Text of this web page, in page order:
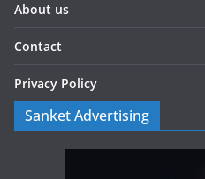
About us
Contact
Privacy Policy
Sanket Advertising